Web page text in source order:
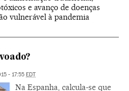
e avanço de doenças
vulnerável à pandemia
- 17:55 EDT
Na Espanha, calcula-se que